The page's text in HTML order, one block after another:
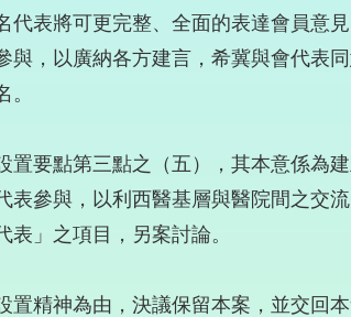
代表將可更完整、全面的表達會員意
與，以廣納各方建言，希冀與會代表
置要點第三點之（五），其本意係為
表參與，以利西醫基層與醫院間之交
」之項目，另案討論。
置精神為由，決議保留本案，並交回本